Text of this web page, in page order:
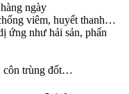
ngày
viêm, huyết thanh…
ứng như hải sản, phấn
côn trùng đốt…